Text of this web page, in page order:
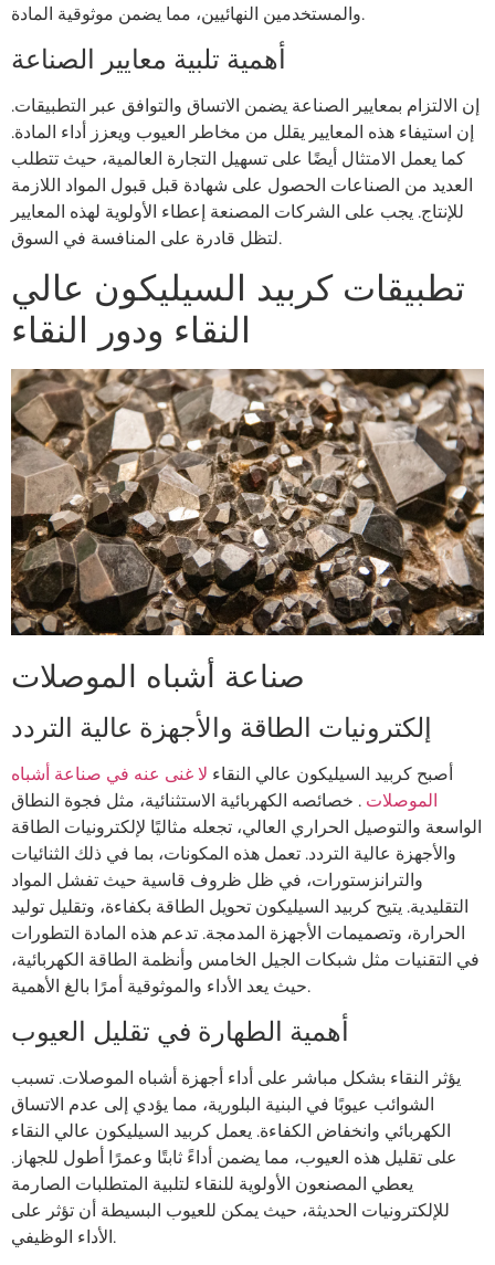
والمستخدمين النهائيين، مما يضمن موثوقية المادة.
أهمية تلبية معايير الصناعة
إن الالتزام بمعايير الصناعة يضمن الاتساق والتوافق عبر التطبيقات.
إن استيفاء هذه المعايير يقلل من مخاطر العيوب ويعزز أداء المادة.
كما يعمل الامتثال أيضًا على تسهيل التجارة العالمية، حيث تتطلب
العديد من الصناعات الحصول على شهادة قبل قبول المواد اللازمة
للإنتاج. يجب على الشركات المصنعة إعطاء الأولوية لهذه المعايير
لتظل قادرة على المنافسة في السوق.
تطبيقات كربيد السيليكون عالي
النقاء ودور النقاء
صناعة أشباه الموصلات
إلكترونيات الطاقة والأجهزة عالية التردد
أصبح كربيد السيليكون عالي النقاء لا غنى عنه في صناعة أشباه
الموصلات . خصائصه الكهربائية الاستثنائية، مثل فجوة النطاق
الواسعة والتوصيل الحراري العالي، تجعله مثاليًا لإلكترونيات الطاقة
والأجهزة عالية التردد. تعمل هذه المكونات، بما في ذلك الثنائيات
والترانزستورات، في ظل ظروف قاسية حيث تفشل المواد
التقليدية. يتيح كربيد السيليكون تحويل الطاقة بكفاءة، وتقليل توليد
الحرارة، وتصميمات الأجهزة المدمجة. تدعم هذه المادة التطورات
في التقنيات مثل شبكات الجيل الخامس وأنظمة الطاقة الكهربائية،
حيث يعد الأداء والموثوقية أمرًا بالغ الأهمية.
أهمية الطهارة في تقليل العيوب
يؤثر النقاء بشكل مباشر على أداء أجهزة أشباه الموصلات. تسبب
الشوائب عيوبًا في البنية البلورية، مما يؤدي إلى عدم الاتساق
الكهربائي وانخفاض الكفاءة. يعمل كربيد السيليكون عالي النقاء
على تقليل هذه العيوب، مما يضمن أداءً ثابتًا وعمرًا أطول للجهاز.
يعطي المصنعون الأولوية للنقاء لتلبية المتطلبات الصارمة
للإلكترونيات الحديثة، حيث يمكن للعيوب البسيطة أن تؤثر على
الأداء الوظيفي.